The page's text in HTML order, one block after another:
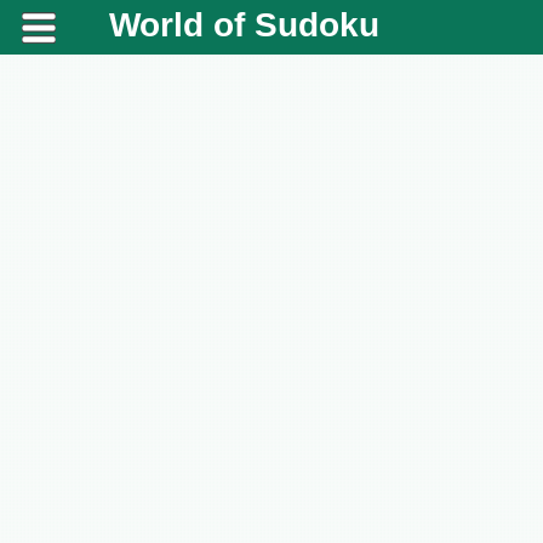
World of Sudoku